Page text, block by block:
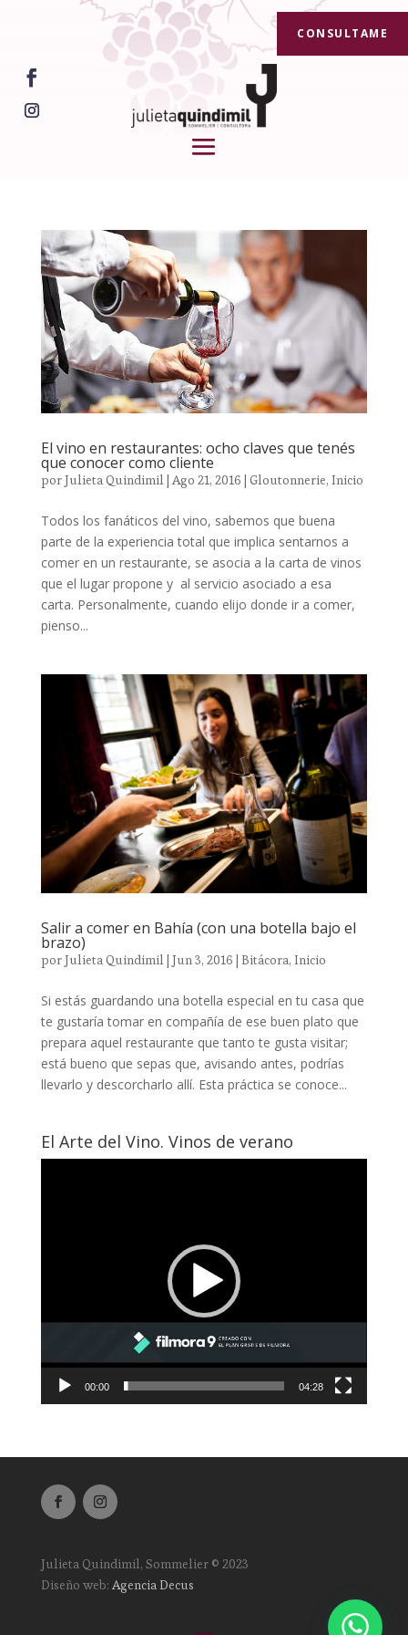
CONSULTAME
El vino en restaurantes: ocho claves que tenés
que conocer como cliente
porJulieta Quindimil| Ago 21, 2016 | Gloutonnerie, Inicio
Todos los fanáticos del vino, sabemos que buena
parte de la experiencia total que implica sentarnos a
comer en un restaurante, se asocia a la carta de vinos
que el lugar propone y al servicio asociado a esa
carta. Personalmente, cuando elijo donde ir a comer,
pienso...
Salir a comer en Bahía (con una botella bajo el
brazo)
porJulieta Quindimil| Jun 3, 2016 | Bitácora, Inicio
Si estás guardando una botella especial en tu casa que
te gustaría tomar en compañía de ese buen plato que
prepara aquel restaurante que tanto te gusta visitar;
está bueno que sepas que, avisando antes, podrías
llevarlo y descorcharlo allí. Esta práctica se conoce...
El Arte del Vino. Vinos de verano
00:00 04:28
Julieta Quindimil, Sommelier © 2023
Diseño web: Agencia Decus